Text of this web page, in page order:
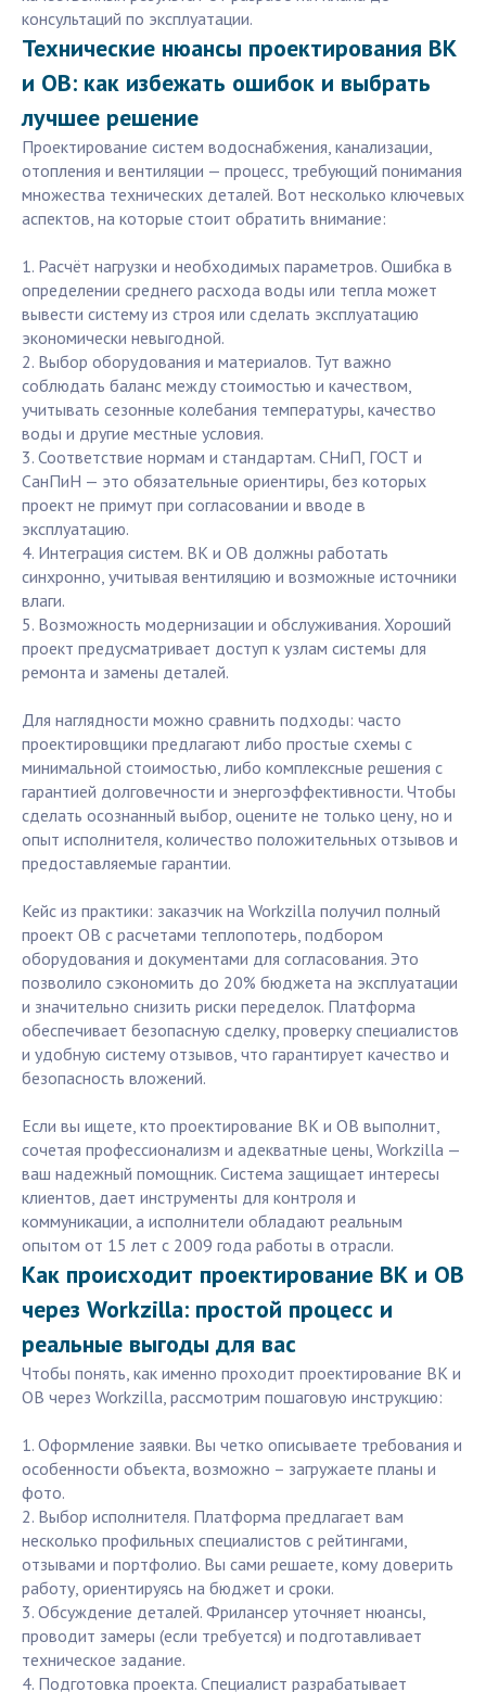
консультаций по эксплуатации.
Технические нюансы проектирования ВК
и ОВ: как избежать ошибок и выбрать
лучшее решение
Проектирование систем водоснабжения, канализации,
отопления и вентиляции — процесс, требующий понимания
множества технических деталей. Вот несколько ключевых
аспектов, на которые стоит обратить внимание:
1. Расчёт нагрузки и необходимых параметров. Ошибка в
определении среднего расхода воды или тепла может
вывести систему из строя или сделать эксплуатацию
экономически невыгодной.
2. Выбор оборудования и материалов. Тут важно
соблюдать баланс между стоимостью и качеством,
учитывать сезонные колебания температуры, качество
воды и другие местные условия.
3. Соответствие нормам и стандартам. СНиП, ГОСТ и
СанПиН — это обязательные ориентиры, без которых
проект не примут при согласовании и вводе в
эксплуатацию.
4. Интеграция систем. ВК и ОВ должны работать
синхронно, учитывая вентиляцию и возможные источники
влаги.
5. Возможность модернизации и обслуживания. Хороший
проект предусматривает доступ к узлам системы для
ремонта и замены деталей.
Для наглядности можно сравнить подходы: часто
проектировщики предлагают либо простые схемы с
минимальной стоимостью, либо комплексные решения с
гарантией долговечности и энергоэффективности. Чтобы
сделать осознанный выбор, оцените не только цену, но и
опыт исполнителя, количество положительных отзывов и
предоставляемые гарантии.
Кейс из практики: заказчик на Workzilla получил полный
проект ОВ с расчетами теплопотерь, подбором
оборудования и документами для согласования. Это
позволило сэкономить до 20% бюджета на эксплуатации
и значительно снизить риски переделок. Платформа
обеспечивает безопасную сделку, проверку специалистов
и удобную систему отзывов, что гарантирует качество и
безопасность вложений.
Если вы ищете, кто проектирование ВК и ОВ выполнит,
сочетая профессионализм и адекватные цены, Workzilla —
ваш надежный помощник. Система защищает интересы
клиентов, дает инструменты для контроля и
коммуникации, а исполнители обладают реальным
опытом от 15 лет с 2009 года работы в отрасли.
Как происходит проектирование ВК и ОВ
через Workzilla: простой процесс и
реальные выгоды для вас
Чтобы понять, как именно проходит проектирование ВК и
ОВ через Workzilla, рассмотрим пошаговую инструкцию:
1. Оформление заявки. Вы четко описываете требования и
особенности объекта, возможно – загружаете планы и
фото.
2. Выбор исполнителя. Платформа предлагает вам
несколько профильных специалистов с рейтингами,
отзывами и портфолио. Вы сами решаете, кому доверить
работу, ориентируясь на бюджет и сроки.
3. Обсуждение деталей. Фрилансер уточняет нюансы,
проводит замеры (если требуется) и подготавливает
техническое задание.
4. Подготовка проекта. Специалист разрабатывает